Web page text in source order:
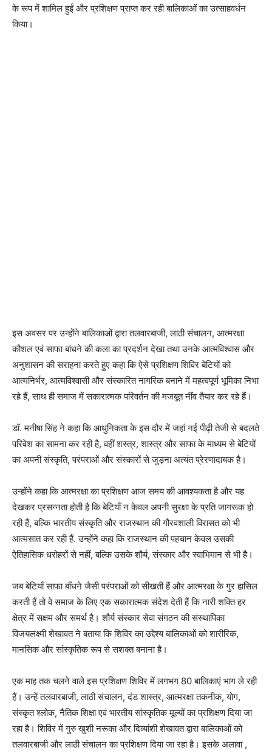
के रूप में शामिल हुईं और प्रशिक्षण प्राप्त कर रही बालिकाओं का उत्साहवर्धन
किया।
इस अवसर पर उन्होंने बालिकाओं द्वारा तलवारबाजी, लाठी संचालन, आत्मरक्षा
कौशल एवं साफा बांधने की कला का प्रदर्शन देखा तथा उनके आत्मविश्वास और
अनुशासन की सराहना करते हुए कहा कि ऐसे प्रशिक्षण शिविर बेटियों को
आत्मनिर्भर, आत्मविश्वासी और संस्कारित नागरिक बनाने में महत्वपूर्ण भूमिका निभा
रहे हैं, साथ ही समाज में सकारात्मक परिवर्तन की मजबूत नींव तैयार कर रहे हैं।
डॉ. मनीषा सिंह ने कहा कि आधुनिकता के इस दौर में जहां नई पीढ़ी तेजी से बदलते
परिवेश का सामना कर रही है, वहीं शस्त्र, शास्त्र और साफा के माध्यम से बेटियों
का अपनी संस्कृति, परंपराओं और संस्कारों से जुड़ना अत्यंत प्रेरणादायक है।
उन्होंने कहा कि आत्मरक्षा का प्रशिक्षण आज समय की आवश्यकता है और यह
देखकर प्रसन्नता होती है कि बेटियाँ न केवल अपनी सुरक्षा के प्रति जागरूक हो
रही हैं, बल्कि भारतीय संस्कृति और राजस्थान की गौरवशाली विरासत को भी
आत्मसात कर रही हैं. उन्होंने कहा कि राजस्थान की पहचान केवल उसकी
ऐतिहासिक धरोहरों से नहीं, बल्कि उसके शौर्य, संस्कार और स्वाभिमान से भी है।
जब बेटियाँ साफा बाँधने जैसी परंपराओं को सीखती हैं और आत्मरक्षा के गुर हासिल
करती हैं तो वे समाज के लिए एक सकारात्मक संदेश देती हैं कि नारी शक्ति हर
क्षेत्र में सक्षम और समर्थ है। शौर्य संस्कार सेवा संगठन की संस्थापिका
विजयलक्ष्मी शेखावत ने बताया कि शिविर का उद्देश्य बालिकाओं को शारीरिक,
मानसिक और सांस्कृतिक रूप से सशक्त बनाना है।
एक माह तक चलने वाले इस प्रशिक्षण शिविर में लगभग 80 बालिकाएं भाग ले रही
हैं। उन्हें तलवारबाजी, लाठी संचालन, दंड शास्त्र, आत्मरक्षा तकनीक, योग,
संस्कृत श्लोक, नैतिक शिक्षा एवं भारतीय सांस्कृतिक मूल्यों का प्रशिक्षण दिया जा
रहा है। शिविर में गुरु खुशी नरूका और दिव्यांशी शेखावत द्वारा बालिकाओं को
तलवारबाजी और लाठी संचालन का प्रशिक्षण दिया जा रहा है। इसके अलावा ,